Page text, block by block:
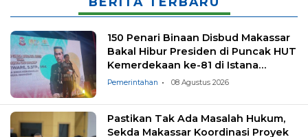
150 Penari Binaan Disbud Makassar
Bakal Hibur Presiden di Puncak HUT
Kemerdekaan ke-81 di Istana
Negara
Pemerintahan 08 Agustus 2026
Pastikan Tak Ada Masalah Hukum,
Sekda Makassar Koordinasi Proyek